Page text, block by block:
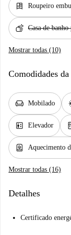
dresser Roupeiro
soap Casa de
Mostrar todas (10)
Comodidades
chair Mobilado
elevator Elevador
water_heater Aquecimento
Mostrar todas (16)
Detalhes
Certificado